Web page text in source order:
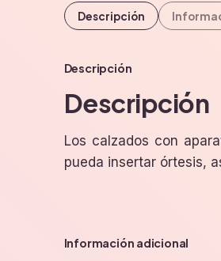
Descripción
Descripción
Descripción
Los calzados con
pueda insertar órtesis,
Información adicional